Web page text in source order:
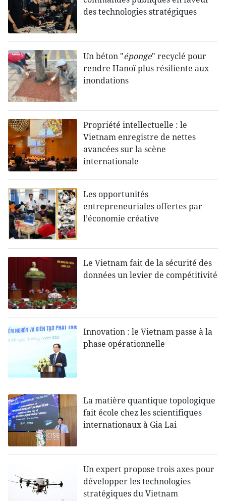
des technologies stratégiques
Un béton "éponge" recyclé pour
rendre Hanoï plus résiliente aux
inondations
Propriété intellectuelle : le
Vietnam enregistre de nettes
avancées sur la scène
internationale
Les opportunités
entrepreneuriales offertes par
l’économie créative
Le Vietnam fait de la sécurité des
données un levier de compétitivité
Innovation : le Vietnam passe à la
phase opérationnelle
La matière quantique topologique
fait école chez les scientifiques
internationaux à Gia Lai
Un expert propose trois axes pour
développer les technologies
stratégiques du Vietnam